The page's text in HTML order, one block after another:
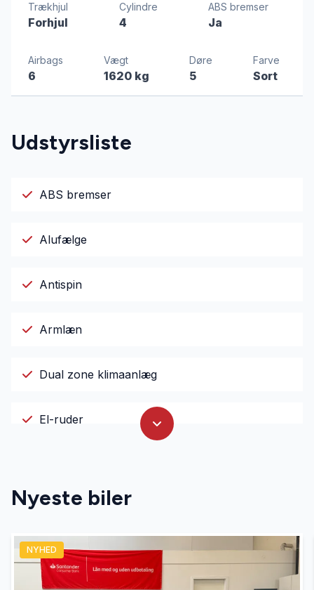
Trækhjul
Forhjul
Cylindre
4
ABS bremser
Ja
Airbags
6
Vægt
1620 kg
Døre
5
Farve
Sort
Udstyrsliste
ABS bremser
Alufælge
Antispin
Armlæn
Dual zone klimaanlæg
El-ruder
Fartpilot
Fjernbetjent centrallås
Nyeste biler
NYHED